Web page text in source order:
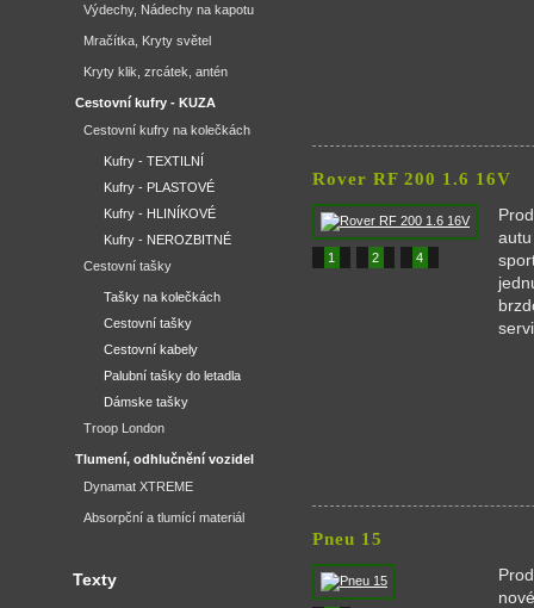
Rover RF 200 1.6 16V
1 2 4
Pneu 15
Výdechy, Nádechy na kapotu
Mračítka, Kryty světel
Kryty klik, zrcátek, antén
Cestovní kufry - KUZA
Cestovní kufry na kolečkách
Kufry - TEXTILNÍ
Kufry - PLASTOVÉ
Kufry - HLINÍKOVÉ
Kufry - NEROZBITNÉ
Cestovní tašky
Tašky na kolečkách
Cestovní tašky
Cestovní kabely
Palubní tašky do letadla
Dámske tašky
Troop London
Tlumení, odhlučnění vozidel
Dynamat XTREME
Absorpční a tlumící materiál
Texty